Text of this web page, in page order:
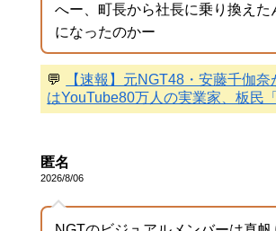
へー、町長から社長に乗り換えた
になったのかー
💬
【速報】元NGT48・安藤千伽
はYouTube80万人の実業家、板民
匿名
2026/8/06